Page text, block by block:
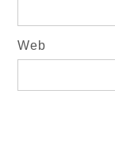
Web